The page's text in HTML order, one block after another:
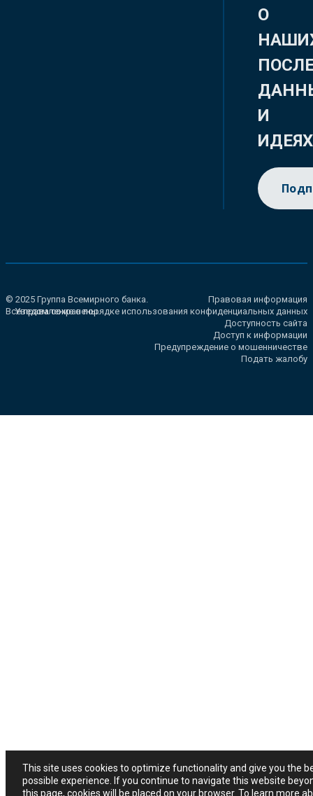
О
И
ИДЕЯХ
© 2025 Группа Всемирного банка.
Все права сохранены.
Правовая информация
Уведомление о порядке использования конфиденциальных данных
Доступность сайта
Доступ к информации
Предупреждение о мошенничестве
Подать жалобу
This site uses cookies to optimize functionality and give you the
possible experience. If you continue to navigate this website
this page, cookies will be placed on your browser. To learn more